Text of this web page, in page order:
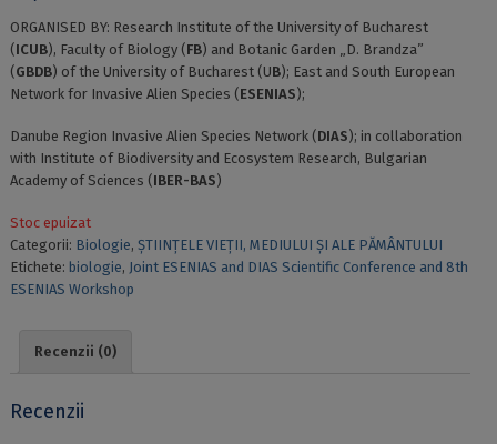
ORGANISED BY: Research Institute of the University of Bucharest
(ICUB), Faculty of Biology (FB) and Botanic Garden „D. Brandza”
(GBDB) of the University of Bucharest (UB); East and South European
Network for Invasive Alien Species (ESENIAS);
Danube Region Invasive Alien Species Network (DIAS); in collaboration
with Institute of Biodiversity and Ecosystem Research, Bulgarian
Academy of Sciences (IBER-BAS)
Stoc epuizat
Categorii: Biologie, ȘTIINȚELE VIEȚII, MEDIULUI ȘI ALE PĂMÂNTULUI
Etichete: biologie, Joint ESENIAS and DIAS Scientific Conference and 8th
ESENIAS Workshop
Recenzii (0)
Recenzii